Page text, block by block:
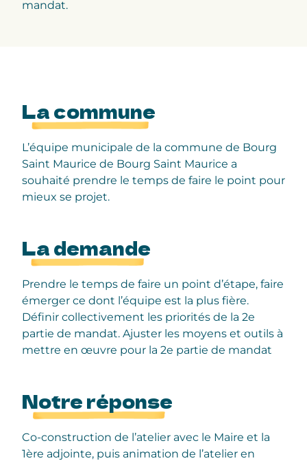
mandat.
La commune
L’équipe municipale de la commune de Bourg
Saint Maurice de Bourg Saint Maurice a
souhaité prendre le temps de faire le point pour
mieux se projet.
La demande
Prendre le temps de faire un point d’étape, faire
émerger ce dont l’équipe est la plus fière.
Définir collectivement les priorités de la 2e
partie de mandat. Ajuster les moyens et outils à
mettre en œuvre pour la 2e partie de mandat
Notre réponse
Co-construction de l’atelier avec le Maire et la
1ère adjointe, puis animation de l’atelier en